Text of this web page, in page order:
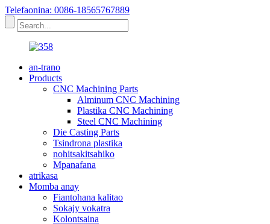
Telefaonina: 0086-18565767889
an-trano
Products
CNC Machining Parts
Alminum CNC Machining
Plastika CNC Machining
Steel CNC Machining
Die Casting Parts
Tsindrona plastika
nohitsakitsahiko
Mpanafana
atrikasa
Momba anay
Fiantohana kalitao
Sokajy vokatra
Kolontsaina